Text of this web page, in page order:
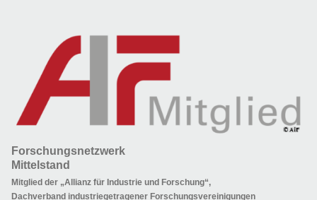
Forschungsnetzwerk
Mittelstand
Mitglied der „Allianz für Industrie und Forschung“,
Dachverband industriegetragener Forschungsvereinigungen